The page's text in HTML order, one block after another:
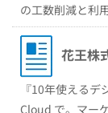
の工数削減と利
花王株
『10年使える
Cloud で。マー